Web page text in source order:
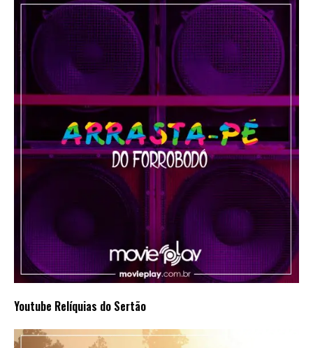
Youtube Relíquias do Sertão